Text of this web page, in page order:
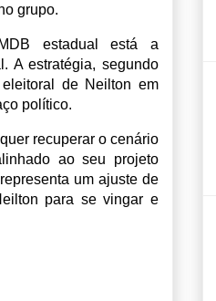
grupo.
estadual está a
A estratégia, segundo
de Neilton em
político.
recuperar o cenário
ao seu projeto
um ajuste de
para se vingar e